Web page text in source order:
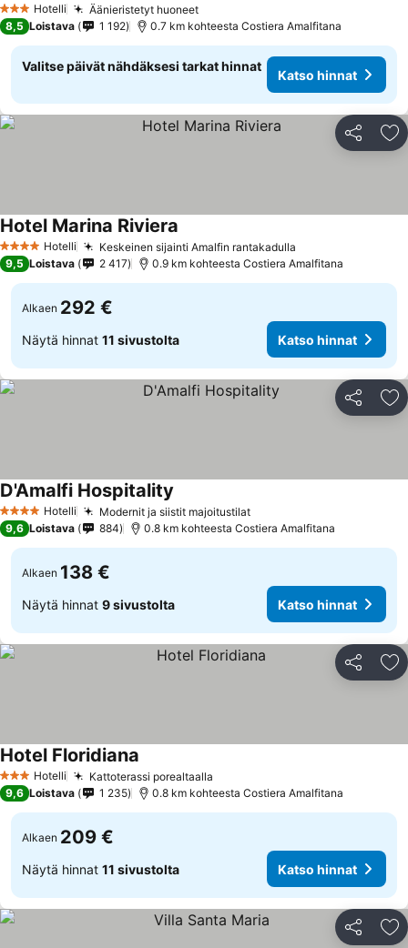
3 Tähtiluokitus
Hotelli Äänieristetyt huoneetKatso hinnat
8,5 Loistava 1 192 0.7 km kohteesta Costiera Amalfitana
Valitse päivät nähdäksesi tarkat hinnat
Katso hinnat
Jaa
4 Tähtiluokitus
Hotelli Keskeinen sijainti Amalfin rantakadulla
Hotel Marina Riviera
9,5 Loistava 2 417 0.9 km kohteesta Costiera Amalfitana
Alkaen 292 €
Näytä hinnat 11 sivustolta Katso hinnat
Jaa
4 Tähtiluokitus
Hotelli Modernit ja siistit majoitustilatKatso hinnat
D'Amalfi Hospitality
9,6 Loistava 884 0.8 km kohteesta Costiera Amalfitana
Alkaen 138 €
Näytä hinnat 9 sivustolta Katso hinnat
Jaa
3 Tähtiluokitus
Hotelli Kattoterassi porealtaalla
Hotel Floridiana
9,6 Loistava 1 235 0.8 km kohteesta Costiera Amalfitana
Alkaen 209 €
Näytä hinnat 11 sivustolta Katso hinnat
Jaa